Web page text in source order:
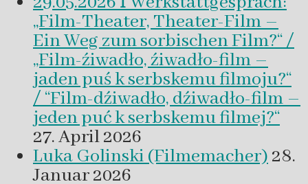
„Film-Theater, Theater-Film –
Ein Weg zum sorbischen Film?“ /
„Film-źiwadło, źiwadło-film –
jaden puś k serbskemu filmoju?“
/ “Film-dźiwadło, dźiwadło-film –
jeden puć k serbskemu filmej?“
27. April 2026
Luka Golinski (Filmemacher)28.
Januar 2026